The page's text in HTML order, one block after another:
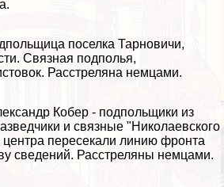
поселка Тарновичи,
Связная подполья,
Расстреляна немцами.
Кобер - подпольщики из
и связные "Николаевского
пересекали линию фронта
сведений. Расстреляны немцами.